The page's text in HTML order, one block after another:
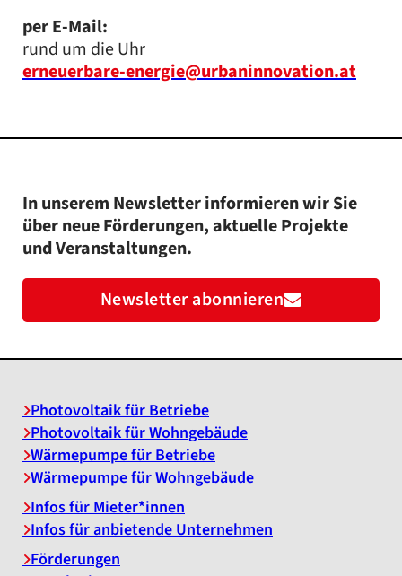
per E-Mail:
rund um die Uhr
erneuerbare-energie@urbaninnovation.at
In unserem Newsletter informieren wir Sie
über neue Förderungen, aktuelle Projekte
und Veranstaltungen.
Newsletter abonnieren
Photovoltaik für Betriebe
Photovoltaik für Wohngebäude
Wärmepumpe für Betriebe
Wärmepumpe für Wohngebäude
Infos für Mieter*innen
Infos für anbietende Unternehmen
Förderungen